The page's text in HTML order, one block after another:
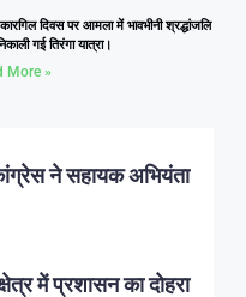
दिवस पर आमला में भावभीनी श्रद्धांजलि
गई तिरंगा यात्रा।
More »
ने सहायक अभियंता
में प्रशासन का दोहरा